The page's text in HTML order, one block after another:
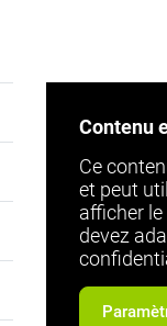
Contenu
Ce
et peut
afficher
devez